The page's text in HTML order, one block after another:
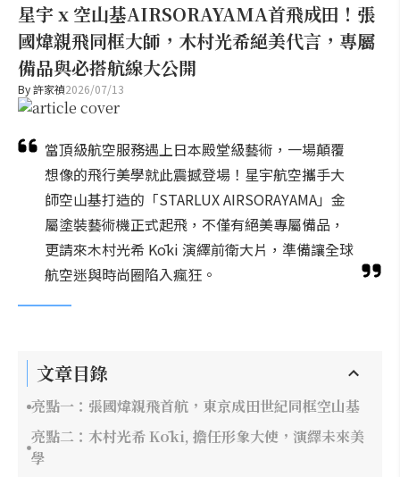
星宇 x 空山基AIRSORAYAMA首飛成田！張
國煒親飛同框大師，木村光希絕美代言，專屬
備品與必搭航線大公開
By許家禎2026/07/13
當頂級航空服務遇上日本殿堂級藝術，一場顛覆
想像的飛行美學就此震撼登場！星宇航空攜手大
師空山基打造的「STARLUX AIRSORAYAMA」金
屬塗裝藝術機正式起飛，不僅有絕美專屬備品，
更請來木村光希 Kōki 演繹前衛大片，準備讓全球
航空迷與時尚圈陷入瘋狂。
文章目錄
亮點一：張國煒親飛首航，東京成田世紀同框空山基
亮點二：木村光希 Kōki, 擔任形象大使，演繹未來美
學